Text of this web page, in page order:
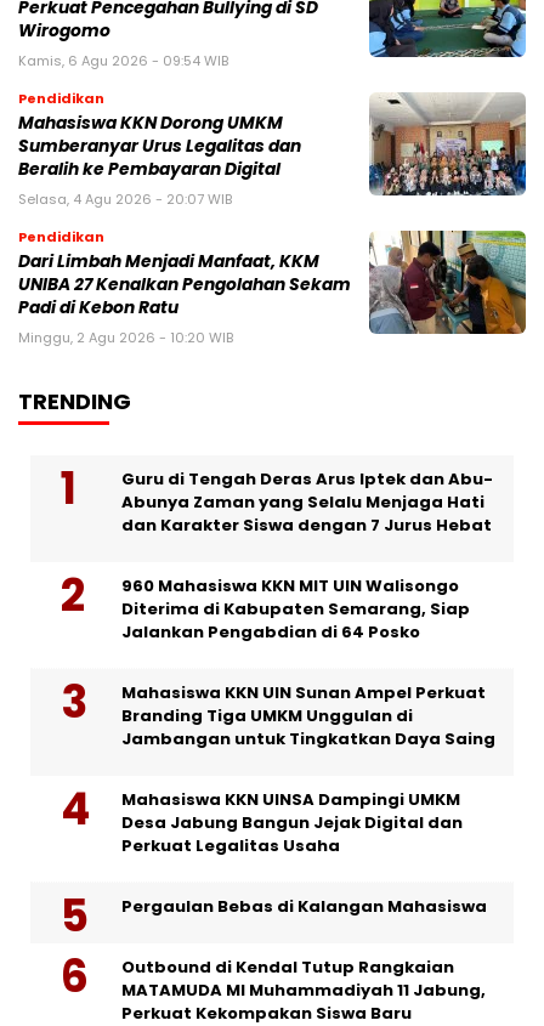
Perkuat Pencegahan Bullying di SD
Wirogomo
Kamis, 6 Agu 2026 - 09:54 WIB
Pendidikan
Mahasiswa KKN Dorong UMKM
Sumberanyar Urus Legalitas dan
Beralih ke Pembayaran Digital
Selasa, 4 Agu 2026 - 20:07 WIB
Pendidikan
Dari Limbah Menjadi Manfaat, KKM
UNIBA 27 Kenalkan Pengolahan Sekam
Padi di Kebon Ratu
Minggu, 2 Agu 2026 - 10:20 WIB
TRENDING
Guru di Tengah Deras Arus Iptek dan Abu-
Abunya Zaman yang Selalu Menjaga Hati
dan Karakter Siswa dengan 7 Jurus Hebat
960 Mahasiswa KKN MIT UIN Walisongo
Diterima di Kabupaten Semarang, Siap
Jalankan Pengabdian di 64 Posko
Mahasiswa KKN UIN Sunan Ampel Perkuat
Branding Tiga UMKM Unggulan di
Jambangan untuk Tingkatkan Daya Saing
Mahasiswa KKN UINSA Dampingi UMKM
Desa Jabung Bangun Jejak Digital dan
Perkuat Legalitas Usaha
Pergaulan Bebas di Kalangan Mahasiswa
Outbound di Kendal Tutup Rangkaian
MATAMUDA MI Muhammadiyah 11 Jabung,
Perkuat Kekompakan Siswa Baru